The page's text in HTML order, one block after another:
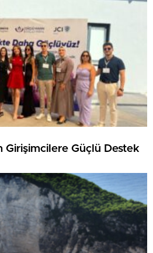
Girişimcilere Güçlü Destek